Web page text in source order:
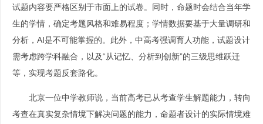
试题内容要严格区别于市面上的试卷。同时，命题时会结合当年学
生的学情，确定考题风格和难易程度；学情数据要基于大量调研和
分析，AI是不可能掌握的。此外，中高考强调育人功能，试题设计
需考虑跨学科融合，以及“从记忆、分析到创新”的三级思维跃迁
等，实现考题反套路化。
北京一位中学教师说，当前高考已从考查学生解题能力，转向
考查在真实复杂情境下解决问题的能力，命题者设计的实际情境难